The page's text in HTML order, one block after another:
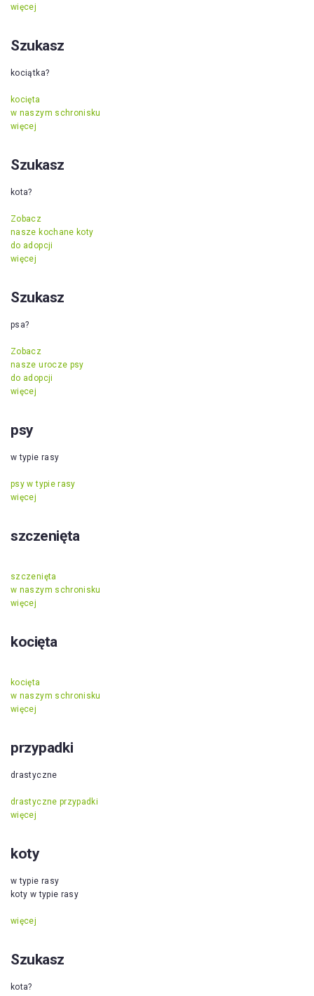
więcej
Szukasz
kociątka?
kocięta
w naszym schronisku
więcej
Szukasz
kota?
Zobacz
nasze kochane koty
do adopcji
więcej
Szukasz
psa?
Zobacz
nasze urocze psy
do adopcji
więcej
psy
w typie rasy
psy w typie rasy
więcej
szczenięta
szczenięta
w naszym schronisku
więcej
kocięta
kocięta
w naszym schronisku
więcej
przypadki
drastyczne
drastyczne przypadki
więcej
koty
w typie rasy
koty w typie rasy
więcej
Szukasz
kota?